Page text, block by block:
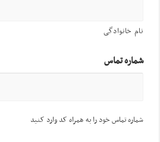
نام خانوادگی
شماره تماس
شماره تماس خود را به همراه کد وارد کنید